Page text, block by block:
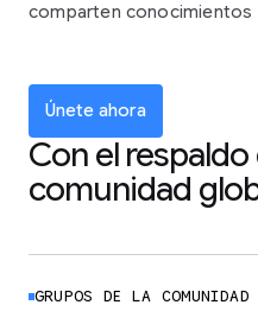
comparten conocimientos
Únete ahora
Con el respaldo
comunidad
GRUPOS DE LA COMUNIDAD